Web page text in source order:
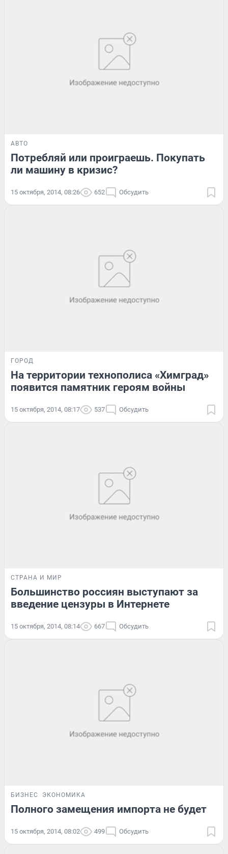
АВТО
Потребляй или проиграешь. Покупать
ли машину в кризис?
15 октября, 2014, 08:26 652 Обсудить
ГОРОД
На территории технополиса «Химград»
появится памятник героям войны
15 октября, 2014, 08:17 537 Обсудить
СТРАНА И МИР
Большинство россиян выступают за
введение цензуры в Интернете
15 октября, 2014, 08:14 667 Обсудить
БИЗНЕС ЭКОНОМИКА
Полного замещения импорта не будет
15 октября, 2014, 08:02 499 Обсудить